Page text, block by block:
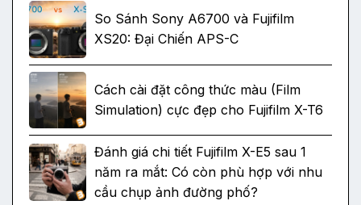
So Sánh Sony A6700 và Fujifilm
XS20: Đại Chiến APS-C
Cách cài đặt công thức màu (Film
Simulation) cực đẹp cho Fujifilm X-T6
Đánh giá chi tiết Fujifilm X-E5 sau 1
năm ra mắt: Có còn phù hợp với nhu
cầu chụp ảnh đường phố?